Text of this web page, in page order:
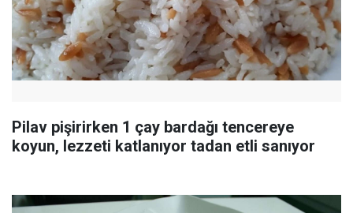
Pilav pişirirken 1 çay bardağı tencereye
koyun, lezzeti katlanıyor tadan etli sanıyor